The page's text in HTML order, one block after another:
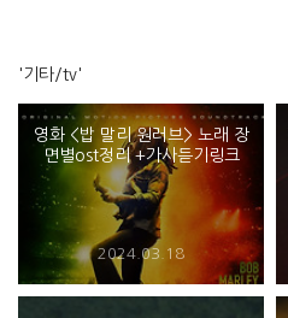
'기타/tv'
영화 <밥 말리 원러브> 노래 장
면별ost정리 +가사듣기링크
2024.03.18